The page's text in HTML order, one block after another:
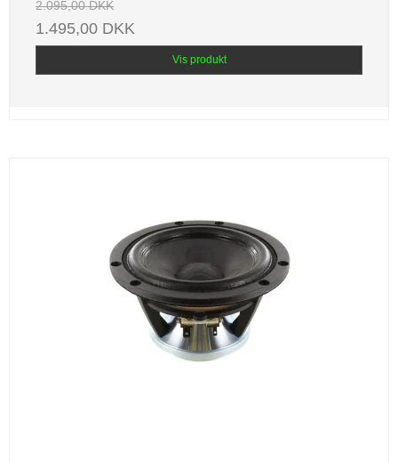
2.095,00 DKK
1.495,00 DKK
Vis produkt